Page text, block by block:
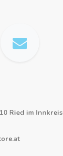
Ried im Innkreis